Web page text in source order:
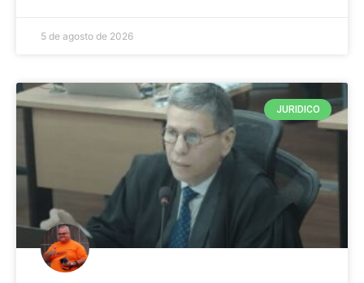
5 de agosto de 2026
JURIDICO